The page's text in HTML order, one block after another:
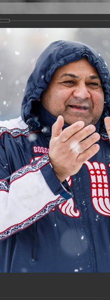
Версия для слабовидящих
Деятельность